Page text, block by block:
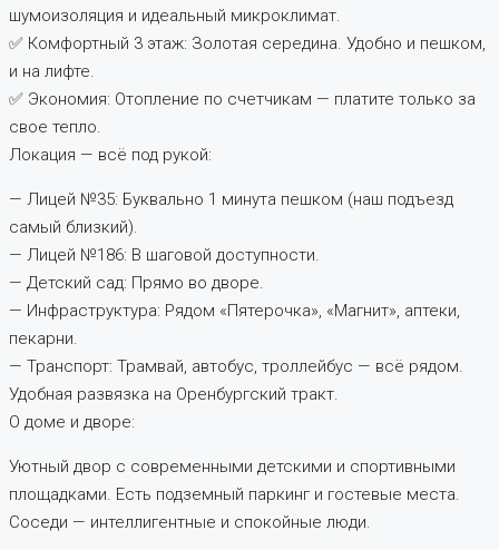
шумоизоляция и идеальный микроклимат.
✅ Комфортный 3 этаж: Золотая середина. Удобно и пешком,
и на лифте.
✅ Экономия: Отопление по счетчикам — платите только за
свое тепло.
Локация — всё под рукой:
— Лицей №35: Буквально 1 минута пешком (наш подъезд
самый близкий).
— Лицей №186: В шаговой доступности.
— Детский сад: Прямо во дворе.
— Инфраструктура: Рядом «Пятерочка», «Магнит», аптеки,
пекарни.
— Транспорт: Трамвай, автобус, троллейбус — всё рядом.
Удобная развязка на Оренбургский тракт.
О доме и дворе:
Уютный двор с современными детскими и спортивными
площадками. Есть подземный паркинг и гостевые места.
Соседи — интеллигентные и спокойные люди.